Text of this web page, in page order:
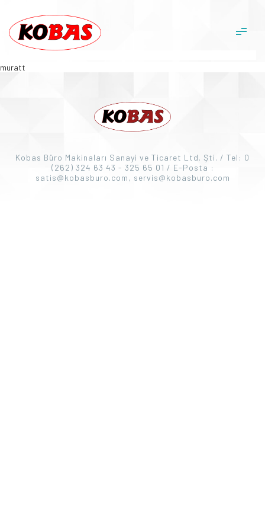
muratt
Kobas Büro Makinaları Sanayi ve Ticaret Ltd. Şti. / Tel: 0
(262) 324 63 43 - 325 65 01 / E-Posta :
satis@kobasburo.com, servis@kobasburo.com